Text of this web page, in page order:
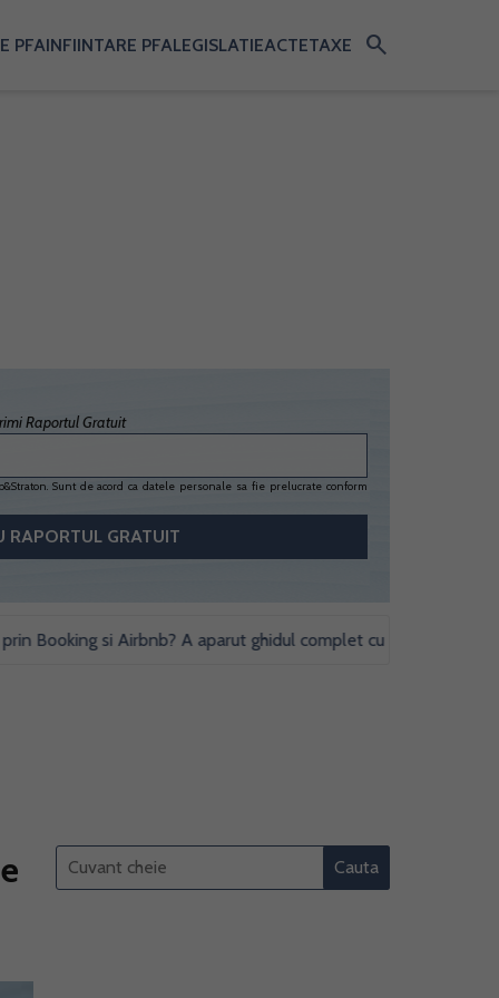
PFAINFIINTARE PFALEGISLATIEACTETAXE search
Raportul Gratuit
Sunt de acord ca datele personale sa fie prelucrate conform
si Airbnb? A aparut ghidul complet cu obligatii fiscale si